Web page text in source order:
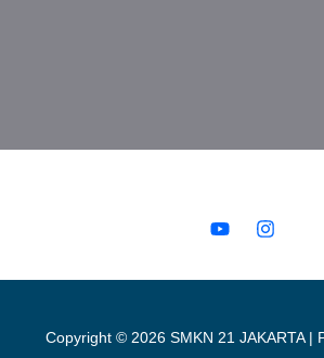
Copyright © 2026 SMKN 21 JAKARTA |